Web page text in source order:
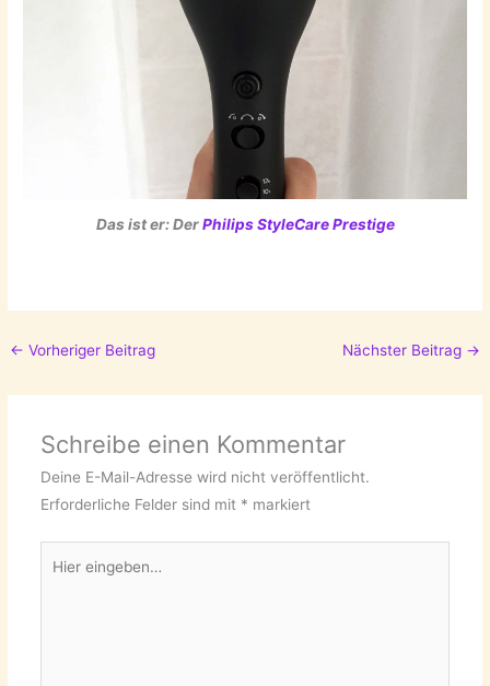
Das ist er: DerPhilips StyleCare Prestige
← Vorheriger Beitrag Nächster Beitrag →
Schreibe einen Kommentar
Deine E-Mail-Adresse wird nicht veröffentlicht.
Erforderliche Felder sind mit * markiert
eingeben…